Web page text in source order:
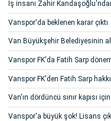
İş insanı Zahir
Vanspor'da beklenen karar çıktı
Van Büyükşehir Belediyesinin
Vanspor FK'da Fatih Sarp
Vanspor FK'den Fatih Sarp
Van'ın dördüncü sınır kapısı
Vanspor'a büyük şok! Lisans